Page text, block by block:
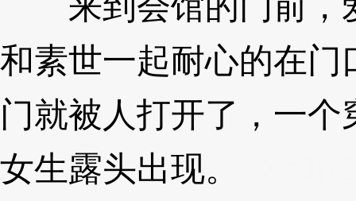
和素世一起耐心的在
门就被人打开了，一
女生露头出现。